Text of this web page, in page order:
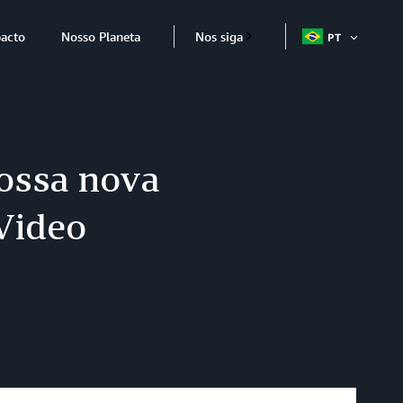
Nosso Planeta Nos siga PT
nova